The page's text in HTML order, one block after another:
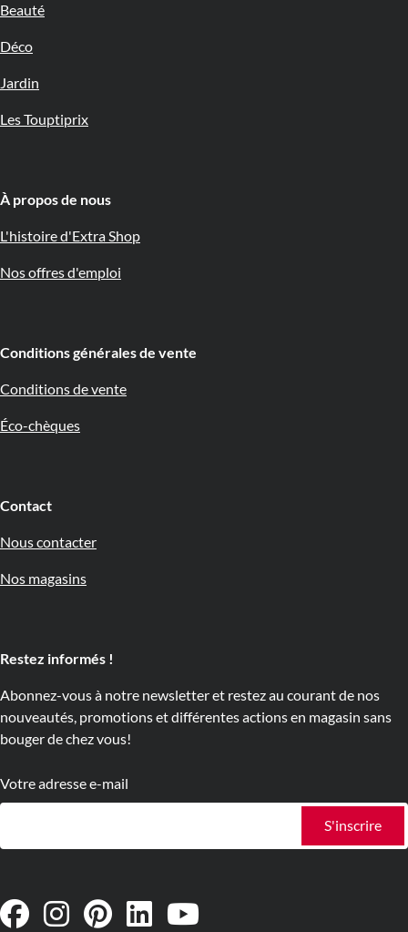
Beauté
Déco
Jardin
Les Touptiprix
À propos de nous 🇧🇪
L'histoire d'Extra Shop
Nos offres d'emploi
Conditions générales de vente
Conditions de vente
Éco-chèques
Contact
Nous contacter
Nos magasins
Restez informés !
Abonnez-vous à notre newsletter et restez au courant de nos
nouveautés, promotions et différentes actions en magasin sans
bouger de chez vous!
Votre adresse e-mail
S'inscrire